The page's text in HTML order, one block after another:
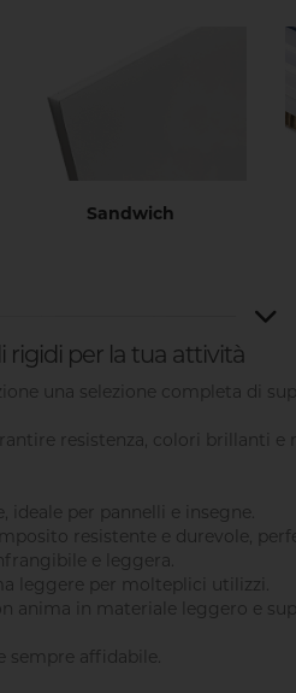
Sandwich
per la tua attività
una selezione completa di
resistenza, colori brillanti e
ideale per pannelli e insegne.
resistente e durevole,
e leggera.
leggere per molteplici utilizzi.
anima in materiale leggero e
sempre affidabile.